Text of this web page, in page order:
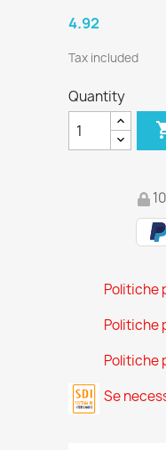
4.92
Tax included
Quantity
Politiche
Politiche
Politiche
Se